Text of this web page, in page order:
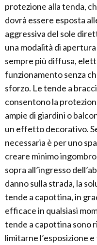
protezione alla tenda,
dovrà essere esposta
aggressiva del sole
una modalità di
sempre più diffusa,
funzionamento senza
sforzo. Le tende a
consentono la
ampie di giardini o
un effetto decorativo.
necessaria è per uno
creare minimo
sopra all’ingresso
danno sulla strada, la
tende a capottina, in
efficace in qualsiasi
tende a capottina sono
limitarne l’esposizione